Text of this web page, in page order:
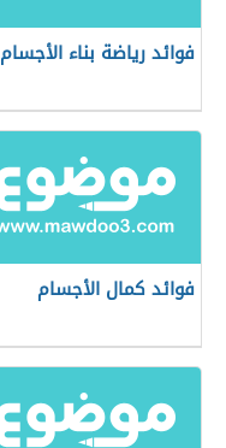
فوائد رياضة بناء الأجسام
فوائد كمال الأجسام